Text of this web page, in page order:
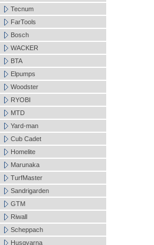
Tecnum
FarTools
Bosch
WACKER
BTA
Elpumps
Woodster
RYOBI
MTD
Yard-man
Cub Cadet
Homelite
Marunaka
TurfMaster
Sandrigarden
GTM
Riwall
Scheppach
Husqvarna